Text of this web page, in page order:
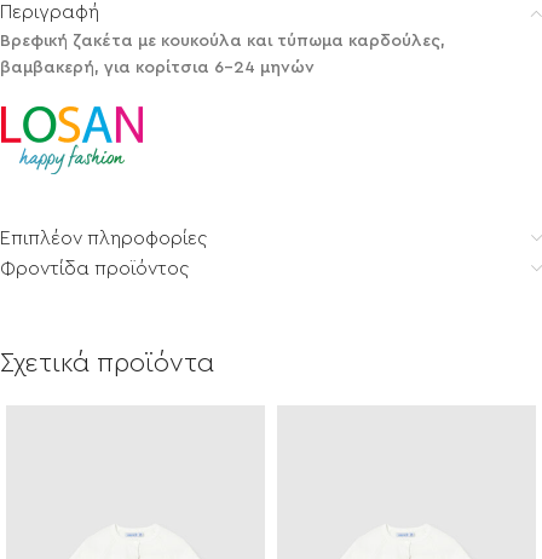
Περιγραφή
Βρεφική ζακέτα με κουκούλα και τύπωμα καρδούλες,
βαμβακερή, για κορίτσια 6-24 μηνών
Επιπλέον πληροφορίες
Φροντίδα προϊόντος
Σχετικά προϊόντα